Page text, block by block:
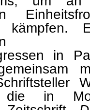
kämpfen.
in
die in